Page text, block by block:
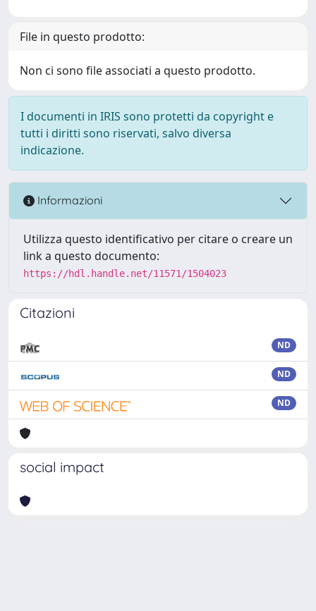
File in questo prodotto:
Non ci sono file associati a questo prodotto.
I documenti in IRIS sono protetti da copyright e
tutti i diritti sono riservati, salvo diversa
indicazione.
Informazioni
Utilizza questo identificativo per citare o creare un
link a questo documento:
https://hdl.handle.net/11571/1504023
Citazioni
ND
ND
ND
social impact